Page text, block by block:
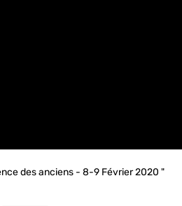
des anciens - 8-9 Février 2020 "